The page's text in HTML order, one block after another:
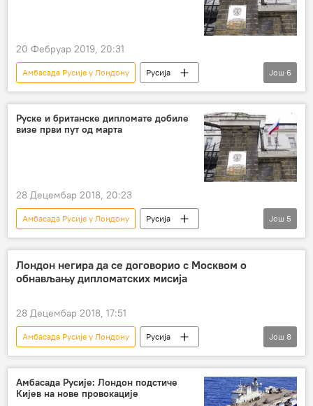
20 Фебруар 2019, 20:31
Амбасада Русије у Лондону
Русија
Вести
Свет
Велика Британија
Викторија Скрипаљ
Сергеј и Јулија Скрипаљ
Још 6
Руске и британске дипломате добиле
визе први пут од марта
28 Децембар 2018, 20:23
Амбасада Русије у Лондону
Русија
Вести
Свет
Велика Британија
дипломате
протеривање дипломата
Европа
Још 5
Лондон негира да се договорио с Москвом о
обнављању дипломатских мисија
28 Децембар 2018, 17:51
Амбасада Русије у Лондону
Русија
Вести
Свет
Велика Британија
Александар Јаковенко
дипломатска мисија
Случај Скрипаљ
протеривање дипломата
Још 8
Амбасада Русије: Лондон подстиче
Кијев на нове провокације